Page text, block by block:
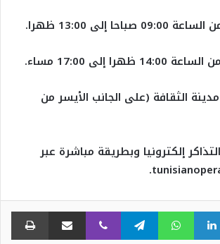
إلى 13:00 ظهرا.
إلى 17:00 مساء.
الثقافة (على الجانب الأيسر من
إلكترونيا وبطريقة مباشرة عبر
لينكدإنواتساب تيلقرام ڤايبر مشاركة عبر البريد